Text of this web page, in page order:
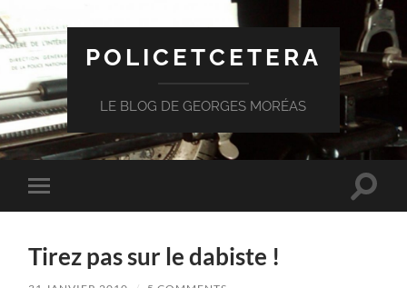
POLICETCETERA
LE BLOG DE GEORGES MORÉAS
Toggle
mobile
Toggle
Tirez pas sur le dabiste !